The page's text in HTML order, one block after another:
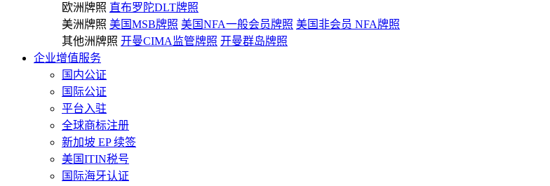
欧洲牌照 直布罗陀DLT牌照
美洲牌照 美国MSB牌照 美国NFA一般会员牌照 美国非会员 NFA牌照
其他洲牌照 开曼CIMA监管牌照 开曼群岛牌照
企业增值服务
国内公证
国际公证
平台入驻
全球商标注册
新加坡 EP 续签
美国ITIN税号
国际海牙认证